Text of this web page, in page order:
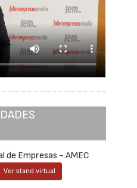
de Empresas - AMEC
Ver stand virtual